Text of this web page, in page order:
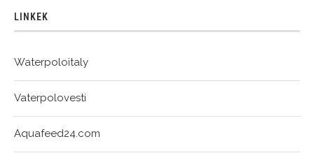
LINKEK
Waterpoloitaly
Vaterpolovesti
Aquafeed24.com